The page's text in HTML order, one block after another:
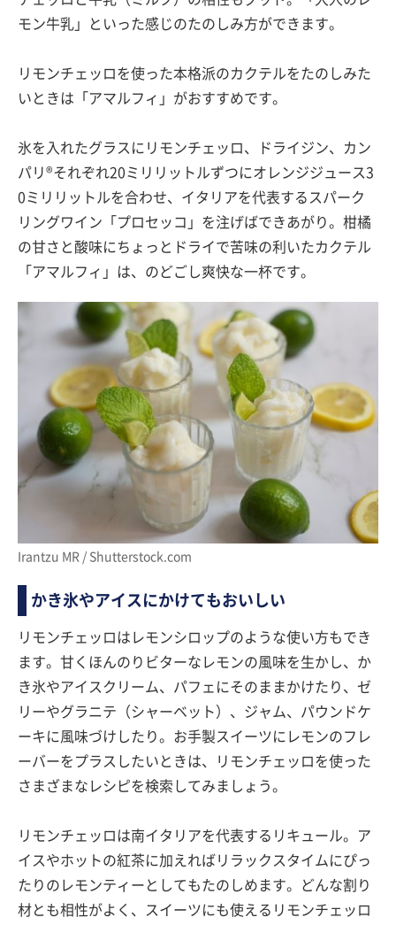
モン牛乳」といった感じのたのしみ方ができます。
リモンチェッロを使った本格派のカクテルをたのしみた
いときは「アマルフィ」がおすすめです。
氷を入れたグラスにリモンチェッロ、ドライジン、カン
パリ®それぞれ20ミリリットルずつにオレンジジュース3
0ミリリットルを合わせ、イタリアを代表するスパーク
リングワイン「プロセッコ」を注げばできあがり。柑橘
の甘さと酸味にちょっとドライで苦味の利いたカクテル
「アマルフィ」は、のどごし爽快な一杯です。
Irantzu MR / Shutterstock.com
かき氷やアイスにかけてもおいしい
リモンチェッロはレモンシロップのような使い方もでき
ます。甘くほんのりビターなレモンの風味を生かし、か
き氷やアイスクリーム、パフェにそのままかけたり、ゼ
リーやグラニテ（シャーベット）、ジャム、パウンドケ
ーキに風味づけしたり。お手製スイーツにレモンのフレ
ーバーをプラスしたいときは、リモンチェッロを使った
さまざまなレシピを検索してみましょう。
リモンチェッロは南イタリアを代表するリキュール。ア
イスやホットの紅茶に加えればリラックスタイムにぴっ
たりのレモンティーとしてもたのしめます。どんな割り
材とも相性がよく、スイーツにも使えるリモンチェッロ